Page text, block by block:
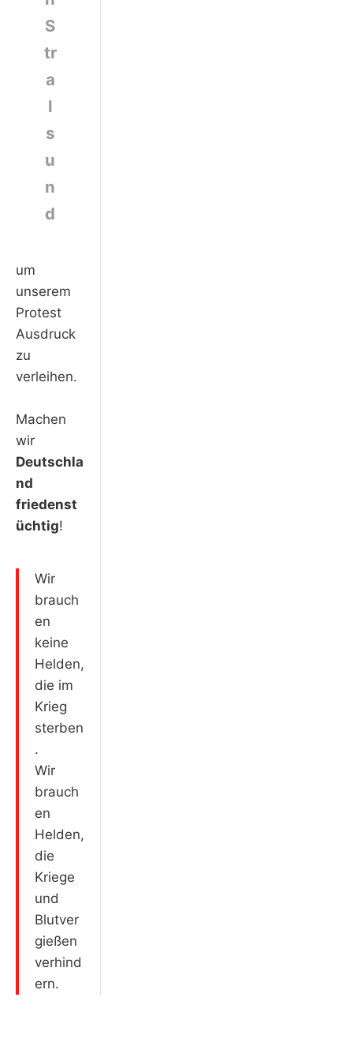
S
tr
a
l
s
u
n
d
um
unserem
Protest
Ausdruck
zu
verleihen.
Machen
wir
Deutschla
nd
friedenst
üchtig!
Wir
brauch
en
keine
Helden,
die im
Krieg
sterben
.
Wir
brauch
en
Helden,
die
Kriege
und
Blutver
gießen
verhind
ern.